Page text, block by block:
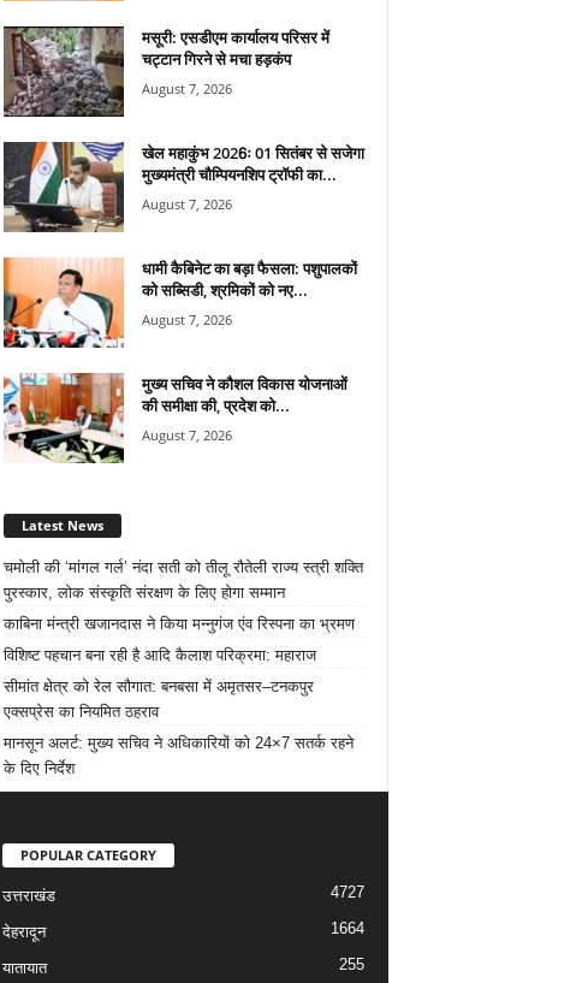
मसूरी: एसडीएम कार्यालय परिसर में
चट्टान गिरने से मचा हड़कंप
August 7, 2026
खेल महाकुंभ 2026ः 01 सितंबर से सजेगा
मुख्यमंत्री चौम्पियनशिप ट्रॉफी का...
August 7, 2026
धामी कैबिनेट का बड़ा फैसला: पशुपालकों
को सब्सिडी, श्रमिकों को नए...
August 7, 2026
मुख्य सचिव ने कौशल विकास योजनाओं
की समीक्षा की, प्रदेश को...
August 7, 2026
Latest News
चमोली की ‘मांगल गर्ल’ नंदा सती को तीलू रौतेली राज्य स्त्री शक्ति
पुरस्कार, लोक संस्कृति संरक्षण के लिए होगा सम्मान
काबिना मंन्त्री खजानदास ने किया मन्नुगंज एंव रिस्पना का भ्रमण
विशिष्ट पहचान बना रही है आदि कैलाश परिक्रमा: महाराज
सीमांत क्षेत्र को रेल सौगात: बनबसा में अमृतसर–टनकपुर
एक्सप्रेस का नियमित ठहराव
मानसून अलर्ट: मुख्य सचिव ने अधिकारियों को 24×7 सतर्क रहने
के दिए निर्देश
POPULAR CATEGORY
उत्तराखंड 4727
देहरादून 1664
यातायात 255